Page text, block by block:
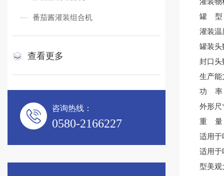
番茄酱灌装组合机
查看更多
咨询热线：
0580-2166227
罐 型
灌装
罐装头
封口头
生产
功 率
外形尺
重 量
适用于
适用于
型美观